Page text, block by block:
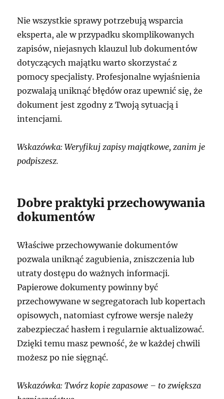
Nie wszystkie sprawy potrzebują wsparcia
eksperta, ale w przypadku skomplikowanych
zapisów, niejasnych klauzul lub dokumentów
dotyczących majątku warto skorzystać z
pomocy specjalisty. Profesjonalne wyjaśnienia
pozwalają uniknąć błędów oraz upewnić się, że
dokument jest zgodny z Twoją sytuacją i
intencjami.
Wskazówka: Weryfikuj zapisy majątkowe, zanim je
podpiszesz.
Dobre praktyki przechowywania
dokumentów
Właściwe przechowywanie dokumentów
pozwala uniknąć zagubienia, zniszczenia lub
utraty dostępu do ważnych informacji.
Papierowe dokumenty powinny być
przechowywane w segregatorach lub kopertach
opisowych, natomiast cyfrowe wersje należy
zabezpieczać hasłem i regularnie aktualizować.
Dzięki temu masz pewność, że w każdej chwili
możesz po nie sięgnąć.
Wskazówka: Twórz kopie zapasowe – to zwiększa